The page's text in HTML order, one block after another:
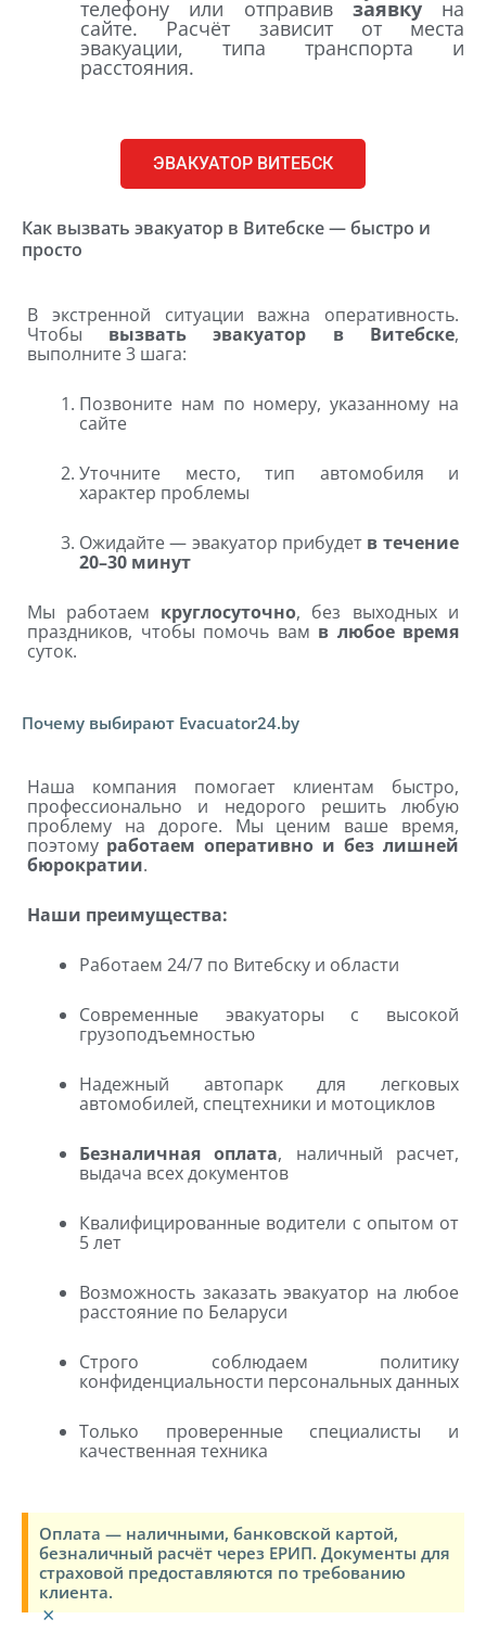
телефону или отправив заявкуна
сайте. Расчёт зависит от места
эвакуации, типа транспорта и
расстояния.
ЭВАКУАТОР ВИТЕБСК
Как вызвать эвакуатор в Витебске — быстро и
просто
В экстренной ситуации важна оперативность.
Чтобы вызвать эвакуатор в Витебске,
выполните 3 шага:
Позвоните нам по номеру, указанному на
сайте
Уточните место, тип автомобиля и
характер проблемы
Ожидайте — эвакуатор прибудет в течение
20–30 минут
Мы работаем круглосуточно, без выходных и
праздников, чтобы помочь вам в любое время
суток.
Почему выбирают Evacuator24.by
Наша компания помогает клиентам быстро,
профессионально и недорого решить любую
проблему на дороге. Мы ценим ваше время,
поэтому работаем оперативно и без лишней
бюрократии.
Наши преимущества:
Работаем 24/7 по Витебску и области
Современные эвакуаторы с высокой
грузоподъемностью
Надежный автопарк для легковых
автомобилей, спецтехники и мотоциклов
Безналичная оплата, наличный расчет,
выдача всех документов
Квалифицированные водители с опытом от
5 лет
Возможность заказать эвакуатор на любое
расстояние по Беларуси
Строго соблюдаем политику
конфиденциальности персональных данных
Только проверенные специалисты и
качественная техника
Оплата — наличными, банковской картой,
безналичный расчёт через ЕРИП. Документы для
страховой предоставляются по требованию
клиента.
×